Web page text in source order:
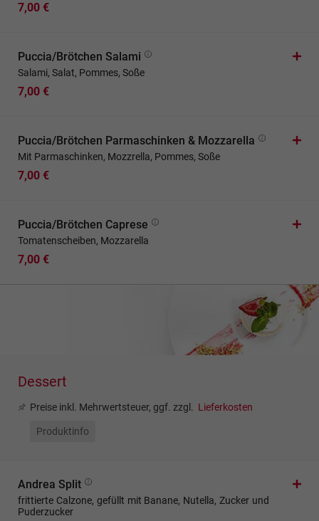
7,00 €
Puccia/Brötchen Salami
Salami, Salat, Pommes, Soße
7,00 €
Puccia/Brötchen Parmaschinken & Mozzarella
Mit Parmaschinken, Mozzrella, Pommes, Soße
7,00 €
Puccia/Brötchen Caprese
Tomatenscheiben, Mozzarella
7,00 €
Dessert
Preise inkl. Mehrwertsteuer, ggf. zzgl. Lieferkosten
Produktinfo
Andrea Split
frittierte Calzone, gefüllt mit Banane, Nutella, Zucker und
Puderzucker